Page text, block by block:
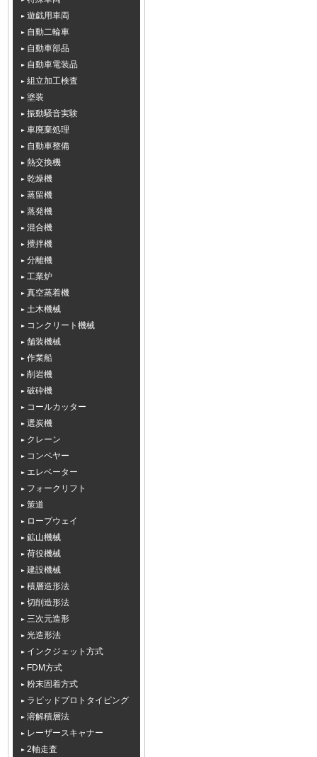
遊戯用車両
自動二輪車
自動車部品
自動車電装品
組立加工検査
塗装
振動騒音実験
車廃棄処理
自動車整備
熱交換機
乾燥機
蒸留機
蒸発機
混合機
攪拌機
分離機
工業炉
真空蒸着機
土木機械
コンクリート機械
舗装機械
作業船
削岩機
破砕機
コールカッター
選炭機
クレーン
コンベヤー
エレベーター
フォークリフト
策道
ロープウェイ
鉱山機械
荷役機械
建設機械
積層造形法
切削造形法
三次元造形
光造形法
インクジェット方式
FDM方式
粉末固着方式
ラピッドプロトタイピング
溶解積層法
レーザースキャナー
2軸走査